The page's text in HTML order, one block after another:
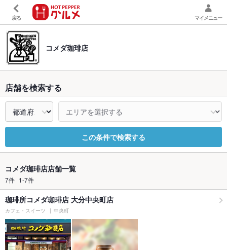
戻る マイメニュー
コメダ珈琲店
店舗を検索する
この条件で検索する
コメダ珈琲店店舗一覧
7件 1-7件
珈琲所コメダ珈琲店 大分中央町店
カフェ・スイーツ 中央町